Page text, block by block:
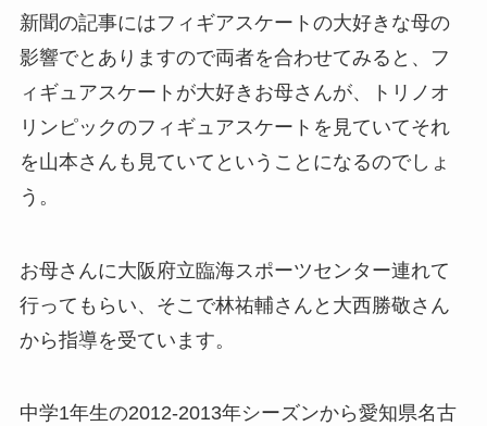
新聞の記事にはフィギアスケートの大好きな母の
影響でとありますので両者を合わせてみると、フ
ィギュアスケートが大好きお母さんが、トリノオ
リンピックのフィギュアスケートを見ていてそれ
を山本さんも見ていてということになるのでしょ
う。
お母さんに大阪府立臨海スポーツセンター連れて
行ってもらい、そこで林祐輔さんと大西勝敬さん
から指導を受ています。
中学1年生の2012-2013年シーズンから愛知県名古